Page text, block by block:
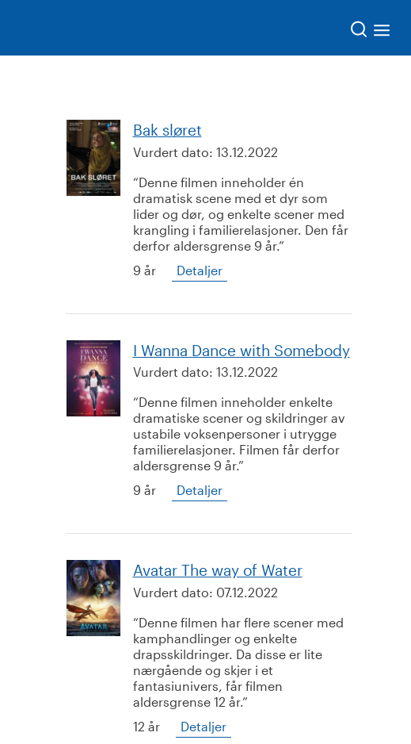
Bak sløret
Vurdert dato: 13.12.2022
Denne filmen inneholder én
dramatisk scene med et dyr som
lider og dør, og enkelte scener med
krangling i familierelasjoner. Den får
derfor aldersgrense 9 år.
9 år
Detaljer
I Wanna Dance with Somebody
Vurdert dato: 13.12.2022
Denne filmen inneholder enkelte
dramatiske scener og skildringer av
ustabile voksenpersoner i utrygge
familierelasjoner. Filmen får derfor
aldersgrense 9 år.
9 år
Detaljer
Avatar The way of Water
Vurdert dato: 07.12.2022
Denne filmen har flere scener med
kamphandlinger og enkelte
drapsskildringer. Da disse er lite
nærgående og skjer i et
fantasiunivers, får filmen
aldersgrense 12 år.
12 år
Detaljer